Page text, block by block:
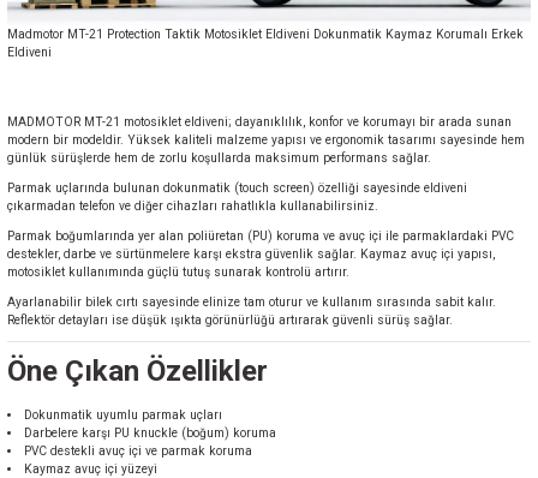
Madmotor MT-21 Protection Taktik Motosiklet Eldiveni Dokunmatik Kaymaz Korumalı Erkek
Eldiveni
MADMOTOR MT-21 motosiklet eldiveni; dayanıklılık, konfor ve korumayı bir arada sunan
modern bir modeldir. Yüksek kaliteli malzeme yapısı ve ergonomik tasarımı sayesinde hem
günlük sürüşlerde hem de zorlu koşullarda maksimum performans sağlar.
Parmak uçlarında bulunan dokunmatik (touch screen) özelliği sayesinde eldiveni
çıkarmadan telefon ve diğer cihazları rahatlıkla kullanabilirsiniz.
Parmak boğumlarında yer alan poliüretan (PU) koruma ve avuç içi ile parmaklardaki PVC
destekler, darbe ve sürtünmelere karşı ekstra güvenlik sağlar. Kaymaz avuç içi yapısı,
motosiklet kullanımında güçlü tutuş sunarak kontrolü artırır.
Ayarlanabilir bilek cırtı sayesinde elinize tam oturur ve kullanım sırasında sabit kalır.
Reflektör detayları ise düşük ışıkta görünürlüğü artırarak güvenli sürüş sağlar.
Öne Çıkan Özellikler
Dokunmatik uyumlu parmak uçları
Darbelere karşı PU knuckle (boğum) koruma
PVC destekli avuç içi ve parmak koruma
Kaymaz avuç içi yüzeyi